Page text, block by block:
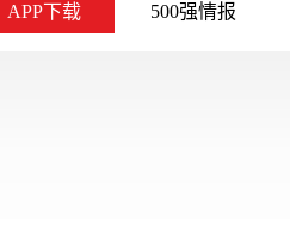
APP下载 500强情报